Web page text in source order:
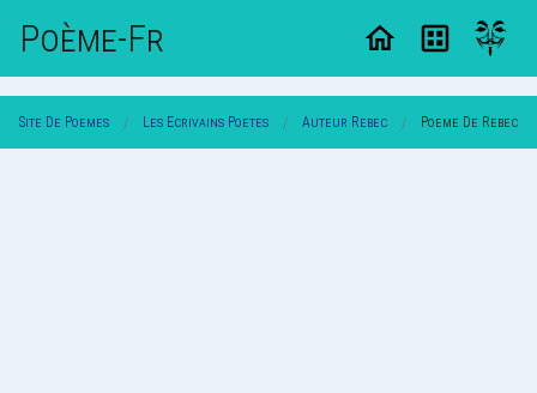
Poème-Fr
Site De Poemes Les Ecrivains Poetes Auteur Rebec Poeme De Rebec